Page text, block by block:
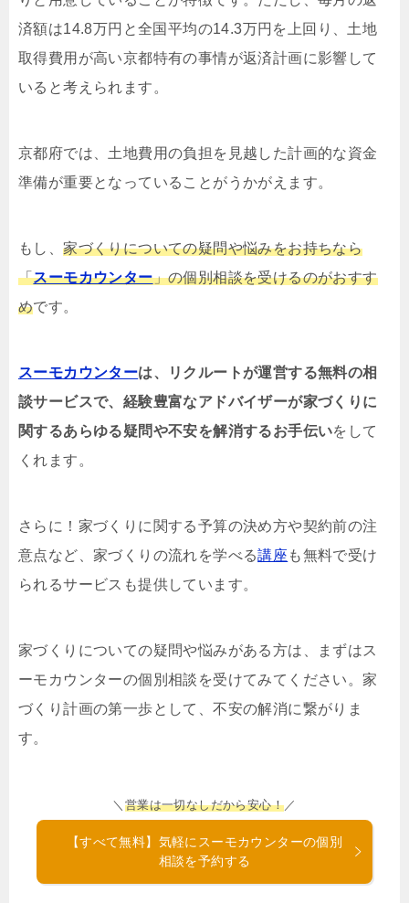
済額は14.8万円と全国平均の14.3万円を上回り、土地
取得費用が高い京都特有の事情が返済計画に影響して
いると考えられます。
京都府では、土地費用の負担を見越した計画的な資金
準備が重要となっていることがうかがえます。
もし、家づくりについての疑問や悩みをお持ちなら
「スーモカウンター」の個別相談を受けるのがおすす
めです。
スーモカウンターは、リクルートが運営する無料の相
談サービスで、経験豊富なアドバイザーが家づくりに
関するあらゆる疑問や不安を解消するお手伝いをして
くれます。
さらに！家づくりに関する予算の決め方や契約前の注
意点など、家づくりの流れを学べる講座 も無料で受け
られるサービスも提供しています。
家づくりについての疑問や悩みがある方は、まずはス
ーモカウンターの個別相談を受けてみてください。家
づくり計画の第一歩として、不安の解消に繋がりま
す。
＼ 営業は一切なしだから安心！ ／
【すべて無料】気軽にスーモカウンターの個別
相談を予約する